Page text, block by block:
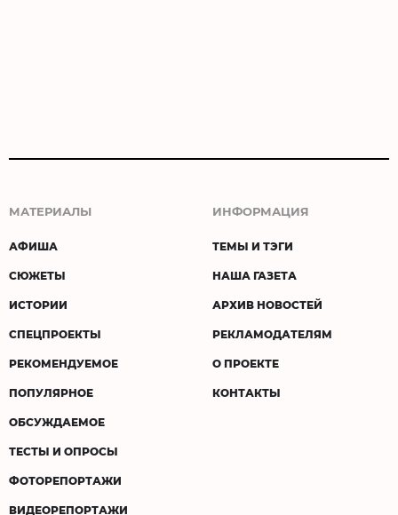
МАТЕРИАЛЫ
АФИША
СЮЖЕТЫ
ИСТОРИИ
СПЕЦПРОЕКТЫ
РЕКОМЕНДУЕМОЕ
ПОПУЛЯРНОЕ
ОБСУЖДАЕМОЕ
ТЕСТЫ И ОПРОСЫ
ФОТОРЕПОРТАЖИ
ВИДЕОРЕПОРТАЖИ
ИНФОРМАЦИЯ
ТЕМЫ И ТЭГИ
НАША ГАЗЕТА
АРХИВ НОВОСТЕЙ
РЕКЛАМОДАТЕЛЯМ
О ПРОЕКТЕ
КОНТАКТЫ